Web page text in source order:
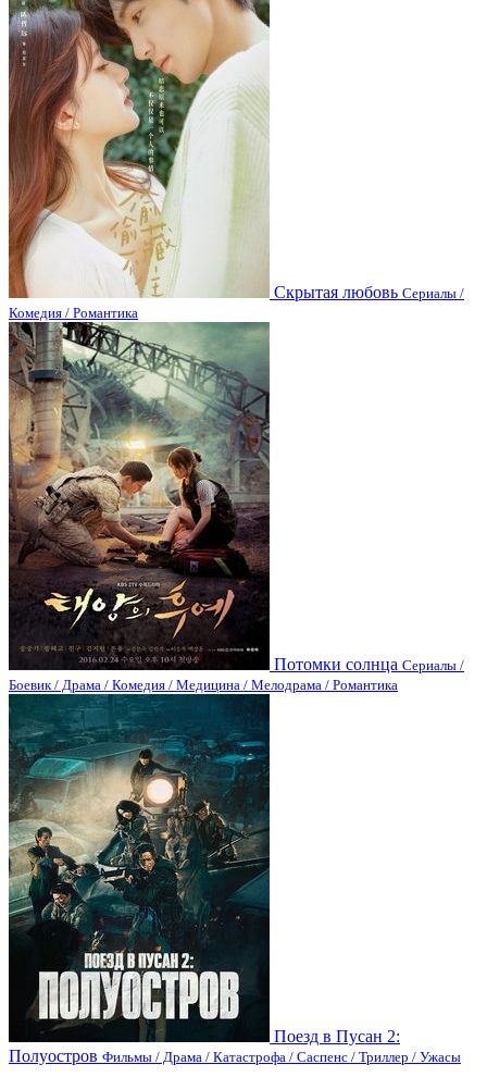
Скрытая любовь Сериалы /
Комедия / Романтика
Потомки солнца Сериалы /
Боевик / Драма / Комедия / Медицина / Мелодрама / Романтика
Поезд в Пусан 2:
Полуостров Фильмы / Драма / Катастрофа / Саспенс / Триллер / Ужасы